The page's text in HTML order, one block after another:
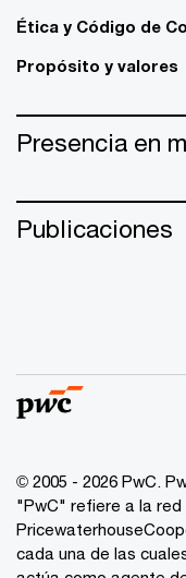
Ética y Código de
Propósito y valores
Presencia en
Publicaciones
© 2005 - 2026 PwC.
"PwC" refiere a la
cada una de las